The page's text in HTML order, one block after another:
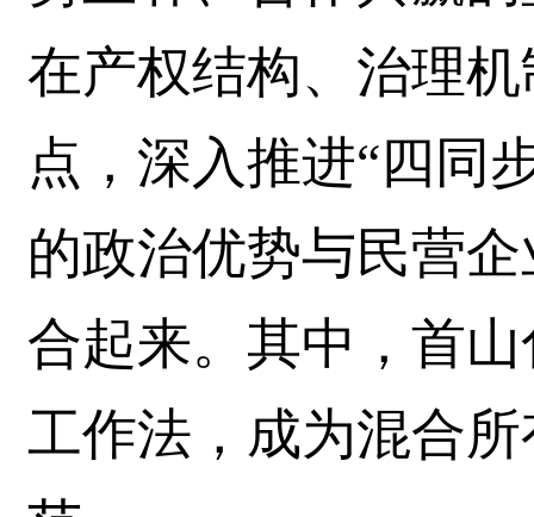
在产权结构、治理
点，深入推进“四同
的政治优势与民营
合起来。其中，首
工作法，成为混合